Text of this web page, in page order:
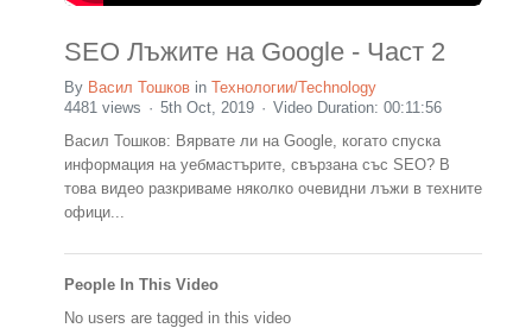
SEO Лъжите на Google - Част 2
By Васил Тошков in Технологии/Technology
4481 views
5th Oct, 2019
Video Duration: 00:11:56
Васил Тошков: Вярвате ли на Google, когато спуска
информация на уебмастърите, свързана със SEO? В
това видео разкриваме няколко очевидни лъжи в техните
офици...
People In This Video
No users are tagged in this video